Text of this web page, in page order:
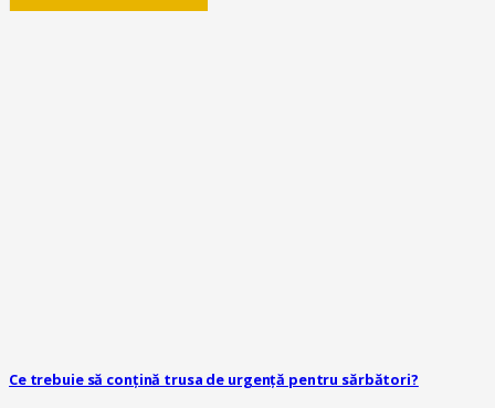
Ce trebuie să conțină trusa de urgență pentru sărbători?